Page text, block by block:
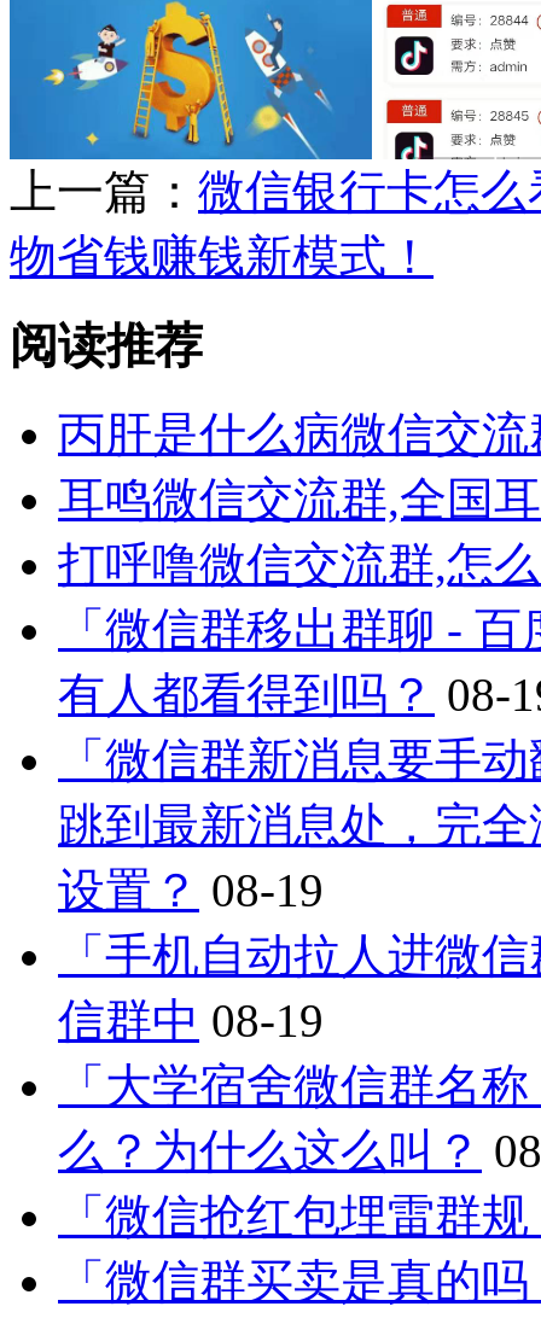
上一篇： 微信银行卡怎
物省钱赚钱新模式！
阅读推荐
丙肝是什么病微信交
耳鸣微信交流群,全国
打呼噜微信交流群,怎
「微信群移出群聊 -
有人都看得到吗？ 08-
「微信群新消息要手
跳到最新消息处，完
设置？ 08-19
「手机自动拉人进微
信群中 08-19
「大学宿舍微信群名
么？为什么这么叫？
「微信抢红包埋雷群
「微信群买卖是真的